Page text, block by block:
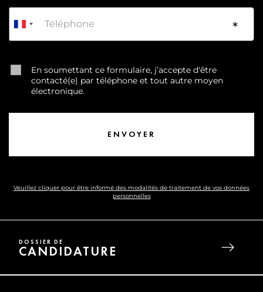
En soumettant ce formulaire, j’accepte d'être
contacté(e) par téléphone et tout autre moyen
électronique.
Veuillez cliquer pour être informé des modalités de traitement de vos données
personnelles
DOSSIER DE
CANDIDATURE